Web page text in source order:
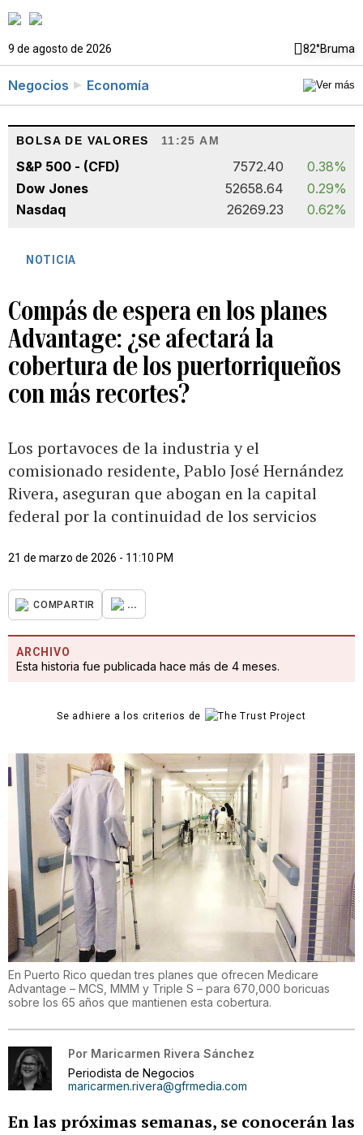
9 de agosto de 2026 82°Bruma
Negocios Economía
BOLSA DE VALORES 11:25 AM
S&P 500 - (CFD) 7572.40
0.38%
Dow Jones
52658.64
0.29%
Nasdaq
26269.23 0.62%
NOTICIA
Compás de espera en los planes
Advantage: ¿se afectará la
cobertura de los puertorriqueños
con más recortes?
Los portavoces de la industria y el
comisionado residente, Pablo José Hernández
Rivera, aseguran que abogan en la capital
federal por la continuidad de los servicios
21 de marzo de 2026 - 11:10 PM
COMPARTIR ...
ARCHIVO
Esta historia fue publicada hace más de 4 meses.
Se adhiere a los criterios de
En Puerto Rico quedan tres planes que ofrecen Medicare
Advantage – MCS, MMM y Triple S – para 670,000 boricuas
sobre los 65 años que mantienen esta cobertura.
Por Maricarmen Rivera Sánchez
Periodista de Negocios
maricarmen.rivera@gfrmedia.com
En las próximas semanas, se conocerán las